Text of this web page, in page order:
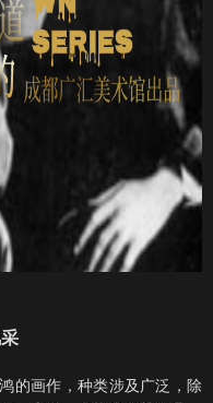
的画作，种类涉及广泛，除